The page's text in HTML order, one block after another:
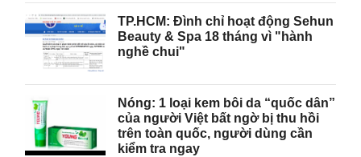
TP.HCM: Đình chỉ hoạt động Sehun
Beauty & Spa 18 tháng vì "hành
nghề chui"
Nóng: 1 loại kem bôi da “quốc dân”
của người Việt bất ngờ bị thu hồi
trên toàn quốc, người dùng cần
kiểm tra ngay